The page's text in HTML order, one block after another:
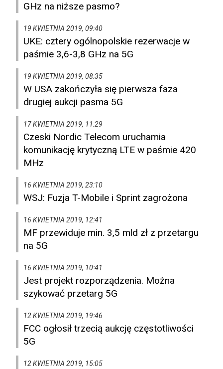
GHz na niższe pasmo?
19 KWIETNIA 2019, 09:40
UKE: cztery ogólnopolskie rezerwacje w
paśmie 3,6-3,8 GHz na 5G
19 KWIETNIA 2019, 08:35
W USA zakończyła się pierwsza faza
drugiej aukcji pasma 5G
17 KWIETNIA 2019, 11:29
Czeski Nordic Telecom uruchamia
komunikację krytyczną LTE w paśmie 420
MHz
16 KWIETNIA 2019, 23:10
WSJ: Fuzja T-Mobile i Sprint zagrożona
16 KWIETNIA 2019, 12:41
MF przewiduje min. 3,5 mld zł z przetargu
na 5G
16 KWIETNIA 2019, 10:41
Jest projekt rozporządzenia. Można
szykować przetarg 5G
12 KWIETNIA 2019, 19:46
FCC ogłosił trzecią aukcję częstotliwości
5G
12 KWIETNIA 2019, 15:05